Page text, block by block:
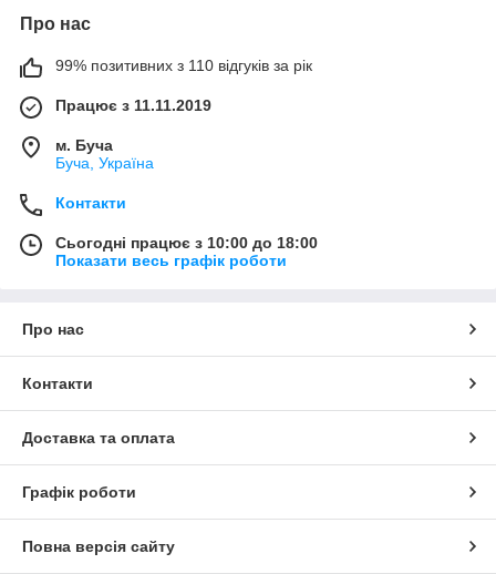
Про нас
99% позитивних з 110 відгуків за рік
Працює з 11.11.2019
м. Буча
Буча, Україна
Контакти
Сьогодні працює з 10:00 до 18:00
Показати весь графік роботи
Про нас
Контакти
Доставка та оплата
Графік роботи
Повна версія сайту